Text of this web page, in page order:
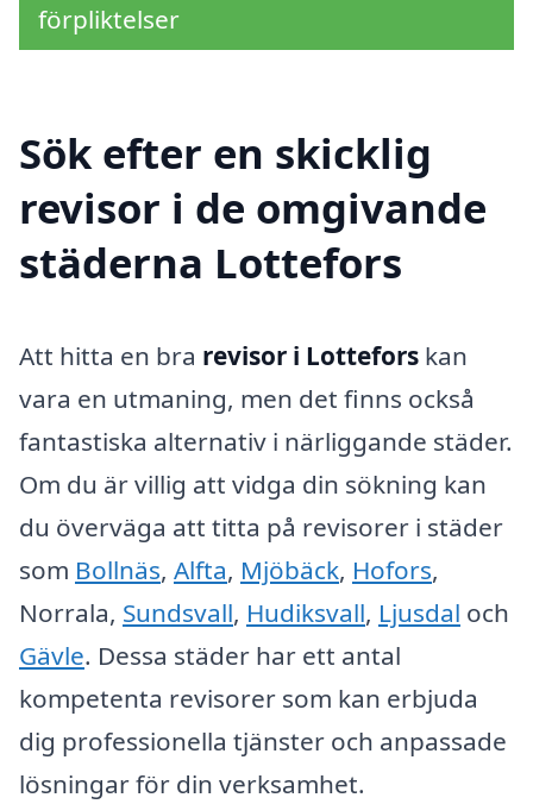
förpliktelser
Sök efter en skicklig
revisor i de omgivande
städerna Lottefors
Att hitta en bra revisor i Lottefors kan
vara en utmaning, men det finns också
fantastiska alternativ i närliggande städer.
Om du är villig att vidga din sökning kan
du överväga att titta på revisorer i städer
som Bollnäs, Alfta, Mjöbäck, Hofors,
Norrala, Sundsvall, Hudiksvall, Ljusdal och
Gävle. Dessa städer har ett antal
kompetenta revisorer som kan erbjuda
dig professionella tjänster och anpassade
lösningar för din verksamhet.